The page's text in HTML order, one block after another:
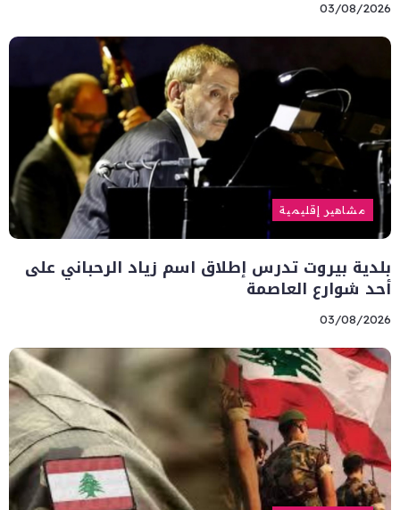
03/08/2026
مشاهير إقليمية
بلدية بيروت تدرس إطلاق اسم زياد الرحباني على
أحد شوارع العاصمة
03/08/2026